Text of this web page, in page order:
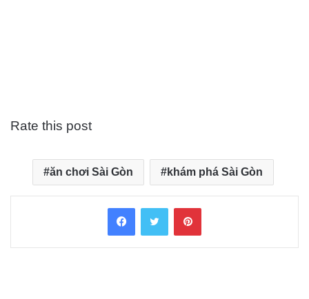
Rate this post
ăn chơi Sài Gòn khám phá Sài Gòn
FacebookTwitter Pinterest